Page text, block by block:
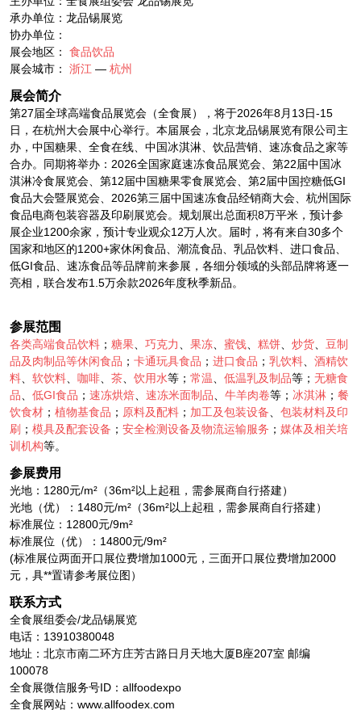
承办单位：龙品锡展览
协办单位：
展会地区： 食品饮品
展会城市： 浙江 — 杭州
展会简介
第27届全球高端食品展览会（全食展），将于2026年8月13日-15
日，在杭州大会展中心举行。本届展会，北京龙品锡展览有限公司主
办，中国糖果、全食在线、中国冰淇淋、饮品营销、速冻食品之家等
合办。同期将举办：2026全国家庭速冻食品展览会、第22届中国冰
淇淋冷食展览会、第12届中国糖果零食展览会、第2届中国控糖低GI
食品大会暨展览会、2026第三届中国速冻食品经销商大会、杭州国际
食品电商包装容器及印刷展览会。规划展出总面积8万平米，预计参
展企业1200余家，预计专业观众12万人次。届时，将有来自30多个
国家和地区的1200+家休闲食品、潮流食品、乳品饮料、进口食品、
低GI食品、速冻食品等品牌前来参展，各细分领域的头部品牌将逐一
亮相，联合发布1.5万余款2026年度秋季新品。
参展范围
各类高端食品饮料 ； 糖果 巧克力 果冻 蜜饯 糕饼 炒货
豆制
品及肉制品等休闲食品 ； 卡通玩具食品 ； 进口食品 ； 乳饮料
酒精饮
料
软饮料 咖啡 茶 饮用水等； 常温 低温乳及制品等； 无糖食
品
低GI食品 ； 速冻烘焙 速冻米面制品 牛羊肉卷等； 冰淇淋 ； 餐
饮食材 ； 植物基食品 ； 原料及配料 ； 加工及包装设备
包装材料及印
刷 ； 模具及配套设备 ； 安全检测设备及物流运输服务 ； 媒体及相关培
训机构等。
参展费用
光地：1280元/m²（36m²以上起租，需参展商自行搭建）
光地（优）：1480元/m²（36m²以上起租，需参展商自行搭建）
标准展位：12800元/9m²
标准展位（优）：14800元/9m²
(标准展位两面开口展位费增加1000元，三面开口展位费增加2000
元，具**置请参考展位图）
联系方式
全食展组委会/龙品锡展览
电话：13910380048
地址：北京市南二环方庄芳古路日月天地大厦B座207室 邮编
100078
全食展微信服务号ID：allfoodexpo
全食展网站：www.allfoodex.com